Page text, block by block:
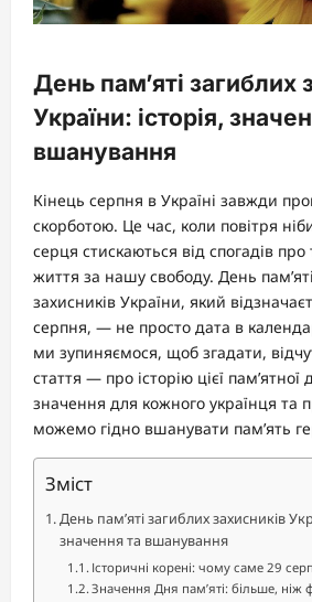
День пам’яті загиблих
України: історія,
вшанування
Кінець серпня в Україні завжди
скорботою. Це час, коли повітря
серця стискаються від спогадів про
життя за нашу свободу. День
захисників України, який
серпня, — не просто дата в
ми зупиняємося, щоб згадати,
стаття — про історію цієї пам’ятної
значення для кожного українця та
можемо гідно вшанувати пам’ять
Зміст
День пам’яті загиблих захисників
значення та вшанування
Історичні корені: чому саме 29
Значення Дня пам’яті: більше, ніж